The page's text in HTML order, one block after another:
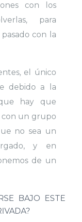
con los
para
con la
el único
debido a la
hay que
con un grupo
no sea un
y en
de un
BAJO ESTE